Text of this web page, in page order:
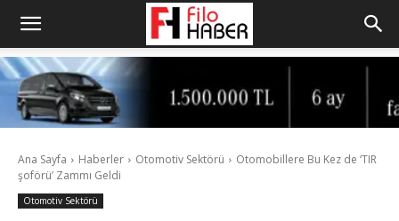
Ana Sayfa Haberler Otomotiv Sektörü
Otomobillere Bu Kez de ‘TIR
şoförü’ Zammı Geldi
Otomotiv Sektörü